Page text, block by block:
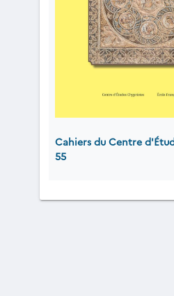
Cahiers du Centre
55